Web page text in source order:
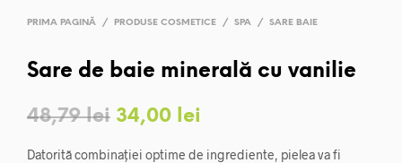
PRIMA PAGINĂ / PRODUSE COSMETICE / SPA / SARE BAIE
Sare de baie minerală cu vanilie
48,79lei Prețul
inițial
34,00 lei
curent
Datorită combinației optime de ingrediente, pielea va fi